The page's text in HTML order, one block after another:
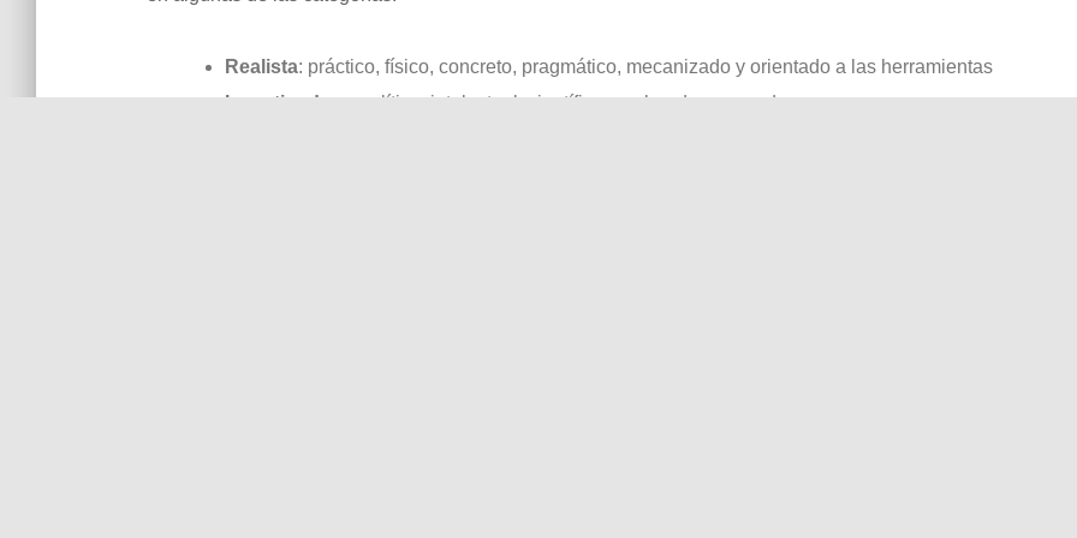
Realista: práctico, físico, concreto, pragmático, mecanizado y orientado a las herramientas
Investigador: analítico, intelectual, científico, explorador, pensador